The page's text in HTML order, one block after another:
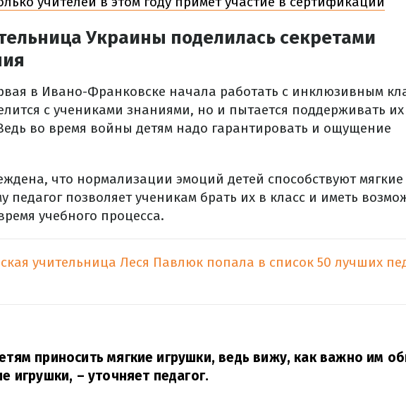
Украины поделилась секретами
в Ивано-Франковске начала работать с инклюзивным
с учениками знаниями, но и пытается поддерживать их
во время войны детям надо гарантировать и ощущение
что нормализации эмоций детей способствуют мягкие
педагог позволяет ученикам брать их в класс и иметь
учебного процесса.
учительница Леся Павлюк попала в список 50 лучших
приносить мягкие игрушки, ведь вижу, как важно им
игрушки, – уточняет педагог.